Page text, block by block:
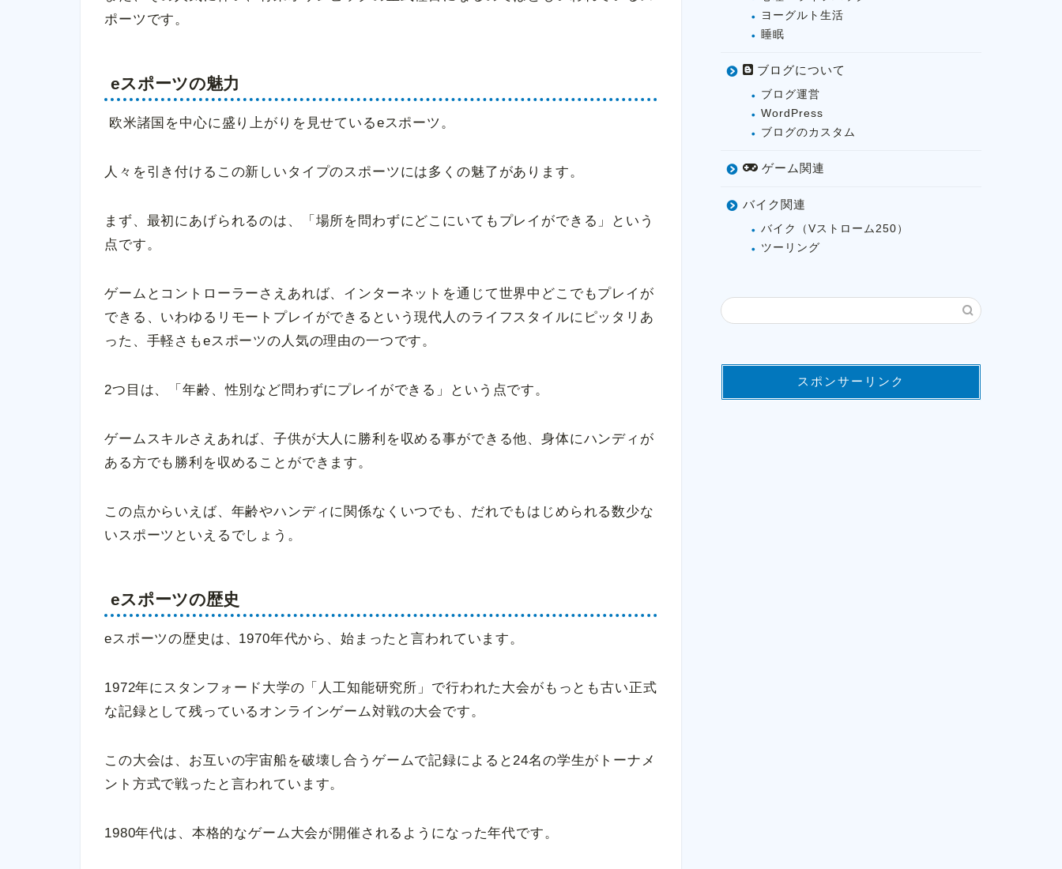
ポーツです。
eスポーツの魅力
欧米諸国を中心に盛り上がりを見せているeスポーツ。
人々を引き付けるこの新しいタイプのスポーツには多くの魅了があります。
まず、最初にあげられるのは、「場所を問わずにどこにいてもプレイができる」という
点です。
ゲームとコントローラーさえあれば、インターネットを通じて世界中どこでもプレイが
できる、いわゆるリモートプレイができるという現代人のライフスタイルにピッタリあ
った、手軽さもeスポーツの人気の理由の一つです。
2つ目は、「年齢、性別など問わずにプレイができる」という点です。
ゲームスキルさえあれば、子供が大人に勝利を収める事ができる他、身体にハンディが
ある方でも勝利を収めることができます。
この点からいえば、年齢やハンディに関係なくいつでも、だれでもはじめられる数少な
いスポーツといえるでしょう。
eスポーツの歴史
eスポーツの歴史は、1970年代から、始まったと言われています。
1972年にスタンフォード大学の「人工知能研究所」で行われた大会がもっとも古い正式
な記録として残っているオンラインゲーム対戦の大会です。
この大会は、お互いの宇宙船を破壊し合うゲームで記録によると24名の学生がトーナメ
ント方式で戦ったと言われています。
1980年代は、本格的なゲーム大会が開催されるようになった年代です。
ヨーグルト生活
睡眠
ブログについて
ブログ運営
WordPress
ブログのカスタム
ゲーム関連
バイク関連
バイク（Vストローム250）
ツーリング
スポンサーリンク